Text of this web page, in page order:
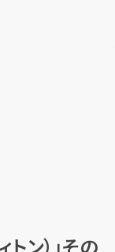
(年末年
トン）」その